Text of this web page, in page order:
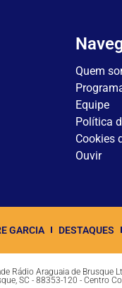
Quem
Equipe
Política
Cookies
Ouvir
GARCIA DESTAQUES
Rádio Araguaia de Brusque
SC - 88353-120 - Centro